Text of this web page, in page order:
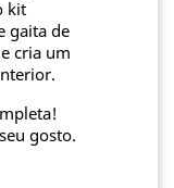
kit
gaita de
cria um
gosto.